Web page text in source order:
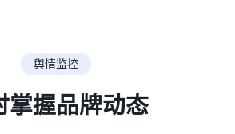
舆情监控
掌握品牌动态